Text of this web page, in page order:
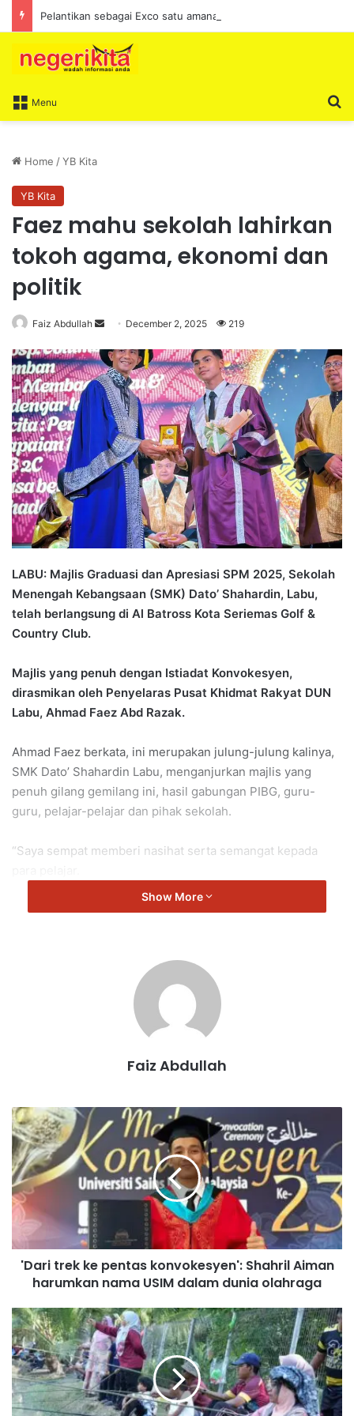
Menu
Home /YB Kita
YB Kita
Faez mahu sekolah lahirkan
tokoh agama, ekonomi dan
politik
Faiz Abdullah
n
d
a
n
e
m
a
December 2, 2025 219
LABU: Majlis Graduasi dan Apresiasi SPM 2025, Sekolah
Menengah Kebangsaan (SMK) Dato’ Shahardin, Labu,
telah berlangsung di Al Batross Kota Seriemas Golf &
Country Club.
Majlis yang penuh dengan Istiadat Konvokesyen,
dirasmikan oleh Penyelaras Pusat Khidmat Rakyat DUN
Labu, Ahmad Faez Abd Razak.
Ahmad Faez berkata, ini merupakan julung-julung kalinya,
SMK Dato’ Shahardin Labu, menganjurkan majlis yang
penuh gilang gemilang ini, hasil gabungan PIBG, guru-
guru, pelajar-pelajar dan pihak sekolah.
“Saya sempat memberi nasihat serta semangat kepada
“Tahniah kepada para pelajar yang berjaya dalam pelajaran
“Semoga SMK Dato’ Shahardin terus gemilang dalam
mencapai kejayaan anak bangsa serta berjaya melahirkan
tokoh-tokoh negara dalam bidang agama, ekonomi serta
Show More
Faiz Abdullah
'
D
a
r
i
t
r
k
e
n
t
a
s
k
o
'Dari trek ke pentas konvokesyen': Shahril Aiman
harumkan nama USIM dalam dunia olahraga
K
A
R
N
I
V